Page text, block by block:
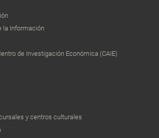
la Información
de Investigación Económica (CAIE)
y centros culturales